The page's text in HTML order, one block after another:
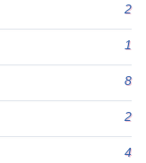
2
1
8
2
4